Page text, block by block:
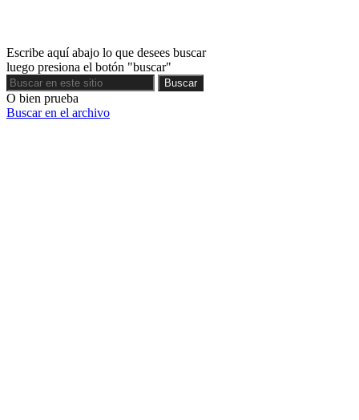
Escribe aquí abajo lo que desees buscar
luego presiona el botón "buscar"
Buscar
Buscar
O bien prueba
Buscar en el archivo